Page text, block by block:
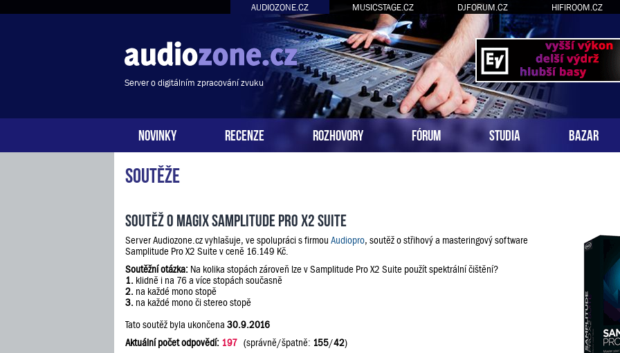
AUDIOZONE.CZ MUSICSTAGE.CZ DJFORUM.CZ HIFIROOM.CZ
Server o digitálním zpracování zvuku
NOVINKY RECENZE ROZHOVORY FÓRUM STUDIA BAZAR
Soutěže
Soutěž o Magix Samplitude Pro X2 Suite
Server Audiozone.cz vyhlašuje, ve spolupráci s firmou Audiopro, soutěž o střihový a masteringový software
Samplitude Pro X2 Suite v ceně 16.149 Kč.
Soutěžní otázka: Na kolika stopách zároveň lze v Samplitude Pro X2 Suite použít spektrální čištění?
1. klidně i na 76 a více stopách současně
2. na každé mono stopě
3. na každé mono či stereo stopě
Tato soutěž byla ukončena 30.9.2016
Aktuální počet odpovědí: 197 (správně/špatně: 155/42)